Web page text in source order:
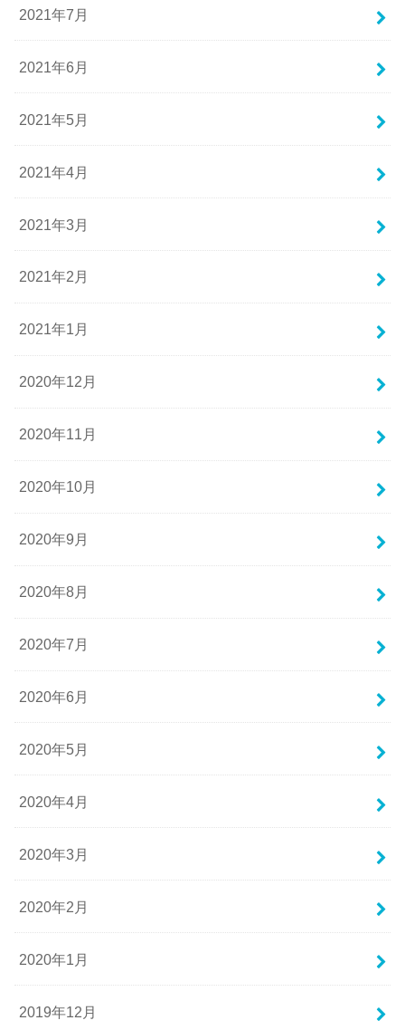
2021年7月
2021年6月
2021年5月
2021年4月
2021年3月
2021年2月
2021年1月
2020年12月
2020年11月
2020年10月
2020年9月
2020年8月
2020年7月
2020年6月
2020年5月
2020年4月
2020年3月
2020年2月
2020年1月
2019年12月